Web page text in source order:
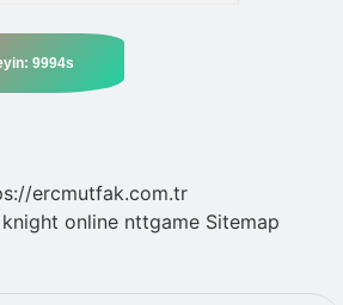
ercmutfak.com.tr
knight online nttgame Sitemap